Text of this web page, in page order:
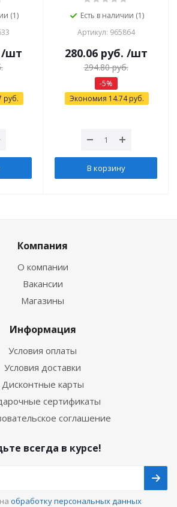
(1)
/шт
руб.
Есть в наличии (1)
Артикул: 965864
280.06руб. /шт
294.80руб.
-5%
Экономия 14.74руб.
В корзину
Компания
О компании
Вакансии
Магазины
Информация
Условия оплаты
Условия доставки
Дисконтные карты
сертификаты
соглашение
всегда в курсе!
обработку персональных данных